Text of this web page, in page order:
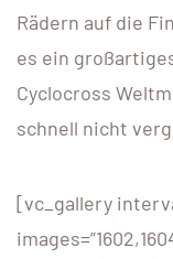
Rädern auf die
es ein
Cyclocross
schnell nicht
[vc_gallery